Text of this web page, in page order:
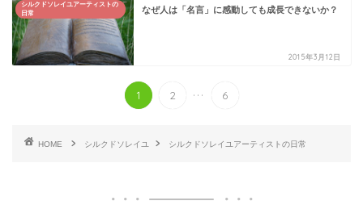
シルクドソレイユアーティストの
日常
なぜ人は「名言」に感動しても成長できないか？
2015年3月12日
1 2 ... 6
HOME シルクドソレイユ シルクドソレイユアーティストの日常